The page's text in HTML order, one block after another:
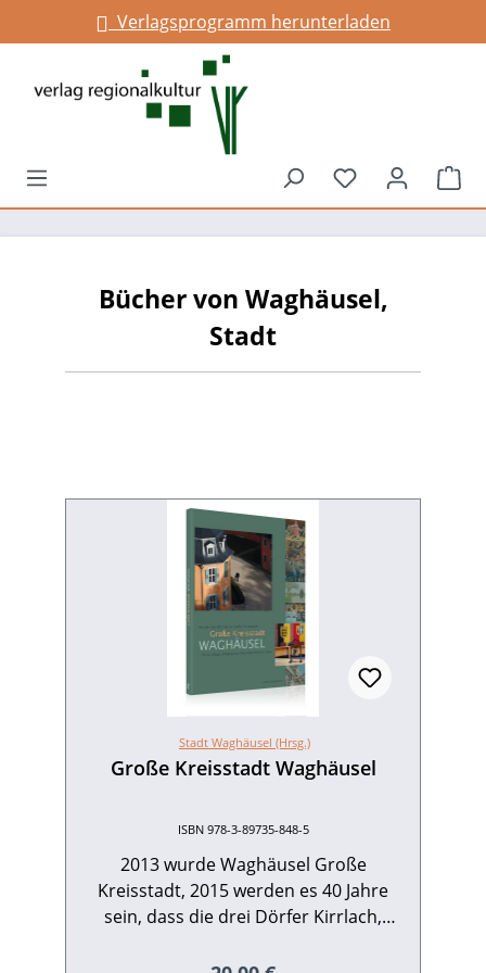
springenVerlagsprogramm herunterladen
Du hast 0
Bücher von Waghäusel,
Stadt
Stadt Waghäusel (Hrsg.)
Große Kreisstadt Waghäusel
ISBN 978-3-89735-848-5
2013 wurde Waghäusel Große
Kreisstadt, 2015 werden es 40 Jahre
sein, dass die drei Dörfer Kirrlach,